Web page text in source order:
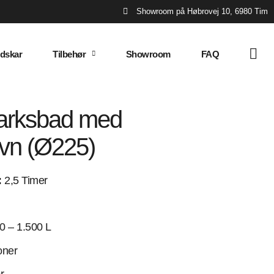
Showroom på Høbrovej 10, 6980 Tim
Tilbehør Showroom FAQ
med
(Ø225)
2,5 Timer
– 1.500 L